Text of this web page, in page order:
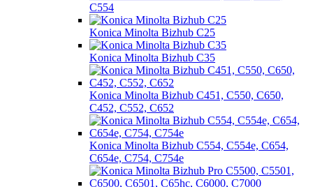
C554
Konica Minolta Bizhub C25
Konica Minolta Bizhub C35
Konica Minolta Bizhub C451, С550, С650,
С452, С552, С652
Konica Minolta Bizhub C554, C554e, C654,
C654e, C754, C754e